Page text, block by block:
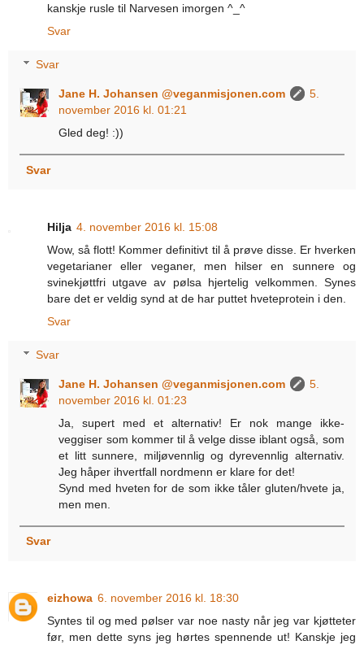
kanskje rusle til Narvesen imorgen ^_^
Svar
Svar
Jane H. Johansen @veganmisjonen.com
5.
november 2016 kl. 01:21
Gled deg! :))
Svar
Hilja 4. november 2016 kl. 15:08
Wow, så flott! Kommer definitivt til å prøve disse. Er hverken
vegetarianer eller veganer, men hilser en sunnere og
svinekjøttfri utgave av pølsa hjertelig velkommen. Synes
bare det er veldig synd at de har puttet hveteprotein i den.
Svar
Svar
Jane H. Johansen @veganmisjonen.com
5.
november 2016 kl. 01:23
Ja, supert med et alternativ! Er nok mange ikke-
veggiser som kommer til å velge disse iblant også, som
et litt sunnere, miljøvennlig og dyrevennlig alternativ.
Jeg håper ihvertfall nordmenn er klare for det!
Synd med hveten for de som ikke tåler gluten/hvete ja,
men men.
Svar
eizhowa 6. november 2016 kl. 18:30
Syntes til og med pølser var noe nasty når jeg var kjøtteter
før, men dette syns jeg hørtes spennende ut! Kanskje jeg